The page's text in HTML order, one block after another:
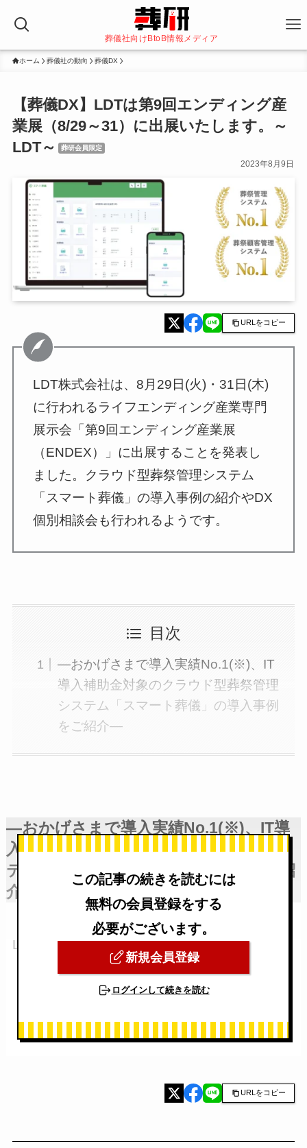
葬儀社向けBtoB情報メディア
ホーム 葬儀社の動向 葬儀DX
【葬儀DX】LDTは第9回エンディング産
業展（8/29～31）に出展いたします。～
LDT～
葬研会員限定
2023年8月9日
URLをコピー
LDT株式会社は、8月29日(火)・31日(木)
に行われるライフエンディング産業専門
展示会「第9回エンディング産業展
（ENDEX）」に出展することを発表し
ました。クラウド型葬祭管理システム
「スマート葬儀」の導入事例の紹介やDX
個別相談会も行われるようです。
目次
―おかげさまで導入実績No.1(※)、IT
導入補助金対象のクラウド型葬祭管理
システム「スマート葬儀」の導入事例
をご紹介―
―おかげさまで導入実績No.1(※)、IT導
入補助金対象のクラウド型葬祭管理シス
テム「スマート葬儀」の導入事例をご紹
介―
LDT株式会社
この記事の続きを読むには
無料の会員登録をする
必要がございます。
新規会員登録
ログインして続きを読む
URLをコピー